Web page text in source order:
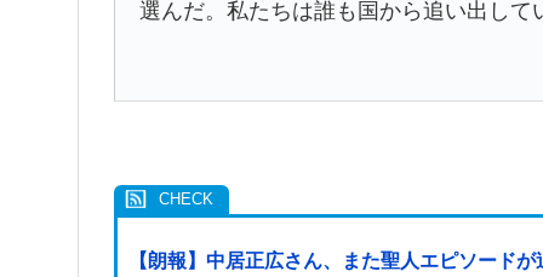
選んだ。私たちは誰も国から追い出して
【朗報】中居正広さん、また聖人エピソード